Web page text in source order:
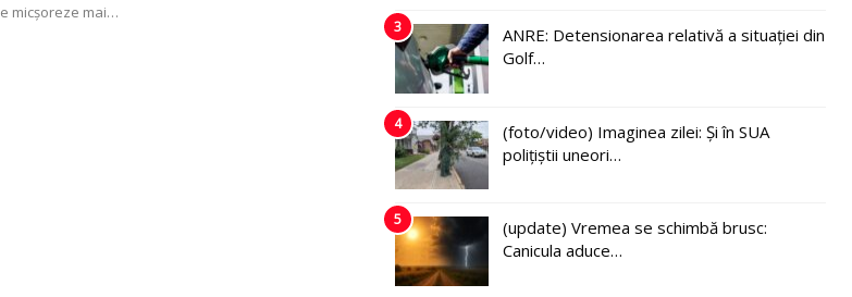
micşoreze mai…
3
ANRE: Detensionarea relativă a situației din
Golf…
4
(foto/video) Imaginea zilei: Și în SUA
polițiștii uneori…
5
(update) Vremea se schimbă brusc:
Canicula aduce…